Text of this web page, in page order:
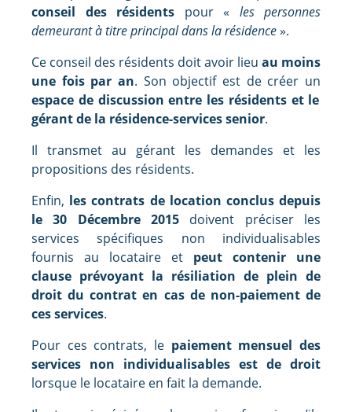
conseil des résidents pour « les personnes
demeurant à titre principal dans la résidence».
Ce conseil des résidents doit avoir lieu au moins
une fois par an. Son objectif est de créer un
espace de discussion entre les résidents et le
gérant de la résidence-services senior.
Il transmet au gérant les demandes et les
propositions des résidents.
Enfin, les contrats de location conclus depuis
le 30 Décembre 2015 doivent préciser les
services spécifiques non individualisables
fournis au locataire et peut contenir une
clause prévoyant la résiliation de plein de
droit du contrat en cas de non-paiement de
ces services.
Pour ces contrats, le paiement mensuel des
services non individualisables est de droit
lorsque le locataire en fait la demande.